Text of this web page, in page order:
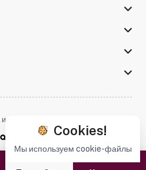
поддержка -
Cookies!
Мы используем cookie-файлы